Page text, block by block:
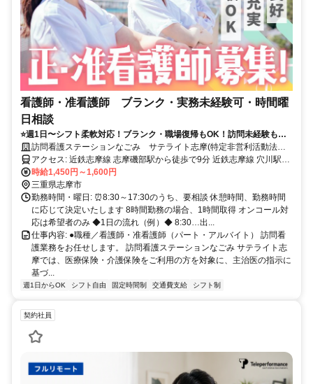
看護師・准看護師 ブランク・実務未経験可・時間曜
日相談
⭐️週1日〜シフト柔軟対応！ブランク・職場復帰もOK！訪問未経験も歓
迎！家庭と仕事の両立をサポートし、無理なく働ける環境です！
訪問看護ステーションなごみ サテライト志摩(特定非営利活動法人
なごみ)
アクセス: 近鉄志摩線 志摩磯部駅から徒歩で9分 近鉄志摩線 穴川駅か
ら徒歩で13分 車通勤可（無料駐車場あり）
時給1,450円～1,600円
三重県志摩市
勤務時間・曜日: ⏰8:30～17:30のうち、要相談 休憩時間、勤務時間
に応じて決定いたします 8時間勤務の場合、1時間取得 オンコール対
応は希望者のみ ◆1日の流れ（例）◆ 8:30…出...
仕事内容: ●職種／看護師・准看護師（パート・アルバイト） 訪問看
護業務をお任せします。 訪問看護ステーションなごみ サテライト志
摩では、医療保険・介護保険をご利用の方を対象に、主治医の指示に
基づ...
週1日からOK シフト自由 固定時間制 交通費支給 シフト制
契約社員